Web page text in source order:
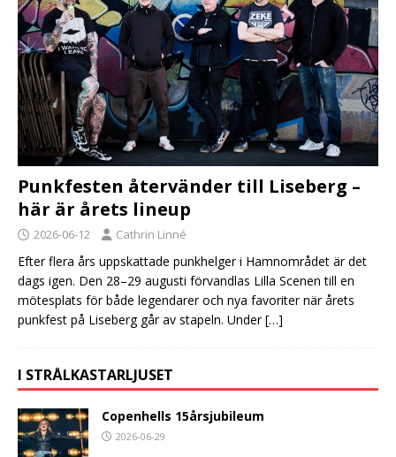
Punkfesten återvänder till Liseberg –
här är årets lineup
2026-06-12 Cathrin Linné
Efter flera års uppskattade punkhelger i Hamnområdet är det
dags igen. Den 28–29 augusti förvandlas Lilla Scenen till en
mötesplats för både legendarer och nya favoriter när årets
punkfest på Liseberg går av stapeln. Under[…]
I STRÅLKASTARLJUSET
Copenhells 15årsjubileum
2026-06-29